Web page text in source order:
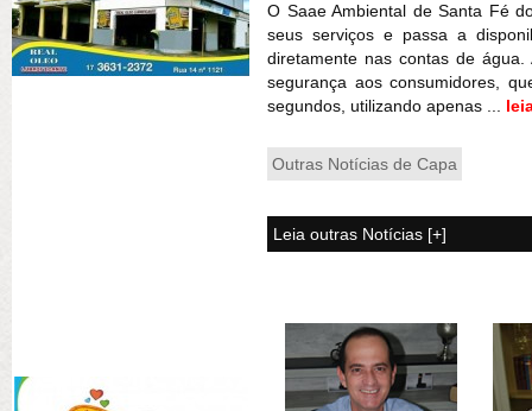
O Saae Ambiental de Santa Fé
seus serviços e passa a
diretamente nas contas de
segurança aos consumidores,
segundos, utilizando apenas ...
Outras Notícias de Capa
Leia outras Notícias [+]